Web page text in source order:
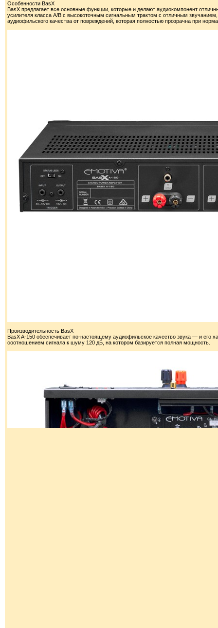
Особенности BasX
BasX предлагает все основные функции, которые и делают аудиокомпонент
усилителя класса A/B с высокоточным сигнальным трактом с отличным
аудиофильского качества от повреждений, которая полностью прозрачна при
Производительность BasX
BasX A-150 обеспечивает по-настоящему аудиофильское качество звука — и
соотношением сигнала к шуму 120 дБ, на котором базируется полная мощность.